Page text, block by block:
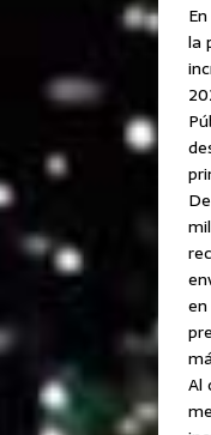
la
Al